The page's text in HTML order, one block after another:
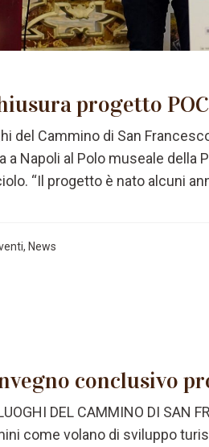
progetto
del Cammino di San
Napoli al Polo museale della
“Il progetto è nato alcuni
, News
conclusivo
DEL CAMMINO DI SAN
come volano di sviluppo